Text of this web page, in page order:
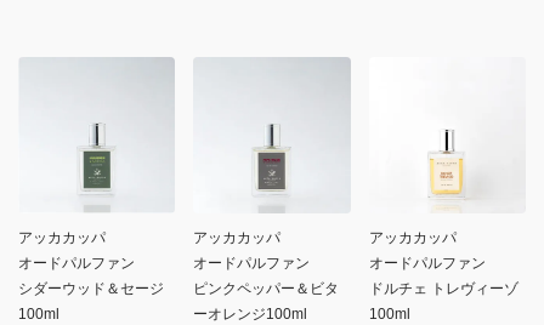
アッカカッパ
オードパルファン
シダーウッド＆セージ
100ml
アッカカッパ
オードパルファン
ピンクペッパー＆ビタ
ーオレンジ100ml
アッカカッパ
オードパルファン
ドルチェ トレヴィーゾ
100ml